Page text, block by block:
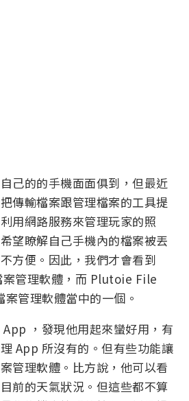
己的的手機面面俱到，但最近
傳輸檔案跟管理檔案的工具提
用網路服務來管理玩家的照
望瞭解自己手機內的檔案被丟
方便。因此，我們才會看到
管理軟體，而 Plutoie File
管理軟體當中的一個。
，發現他用起來蠻好用，有
App 所沒有的。但有些功能讓
管理軟體。比方說，他可以看
前的天氣狀況。但這些都不算